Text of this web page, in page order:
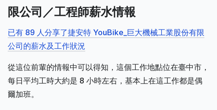
限公司／工程師薪水情報
已有 89 人分享了捷安特 YouBike_巨大機械工業股份有限
公司的薪水及工作狀況
從這位前輩的情報中可以得知，這個工作地點位在臺中市，
每日平均工時大約是 8 小時左右，基本上在這工作都是偶
爾加班。